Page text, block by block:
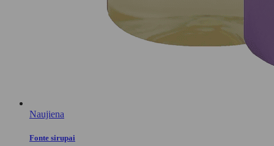
Naujiena
Fonte sirupai